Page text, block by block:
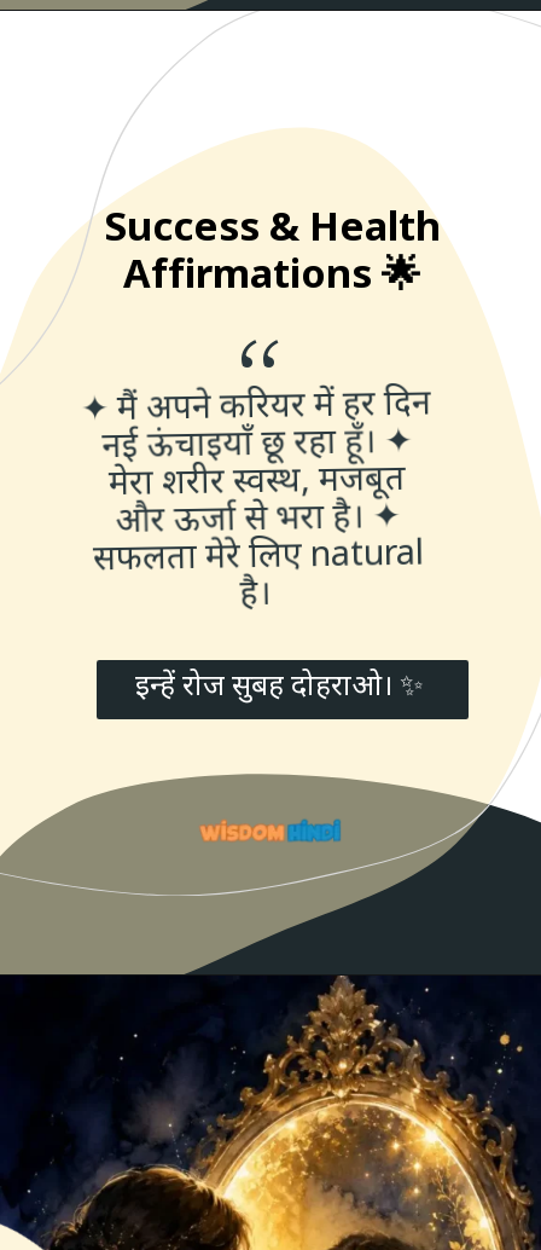
“
✦ मैं अपने करियर में हर दिन
नई ऊंचाइयाँ छू रहा हूँ। ✦
मेरा शरीर स्वस्थ, मजबूत
और ऊर्जा से भरा है। ✦
सफलता मेरे लिए natural
है।
Success & Health
Affirmations 🌟
इन्हें रोज सुबह दोहराओ। ✨